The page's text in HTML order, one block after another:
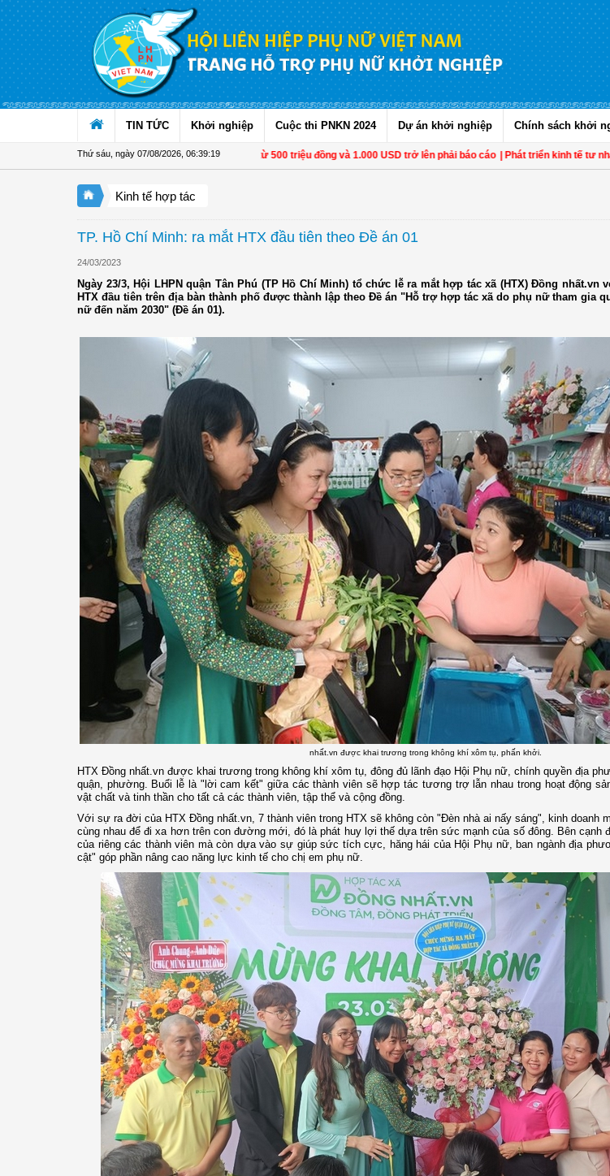
Truy cập nội dung luôn
TIN TỨC Khởi nghiệp Cuộc thi PNKN 2024 Dự án khởi nghiệp Chính sách khởi
Thứ sáu, ngày 07/08/2026 06:39:21
Từ 1/11, chuyển tiền từ 500 triệu đồng và 1.000 USD trở lên phải báo cáo | Phát triển kinh tế tư nhân - Đòn
Kinh tế hợp tác
TP. Hồ Chí Minh: ra mắt HTX đầu tiên theo Đề án 01
24/03/2023
Ngày 23/3, Hội LHPN quận Tân Phú (TP Hồ Chí Minh) tổ chức lễ ra mắt hợp tác xã (HTX) Đồng
HTX đầu tiên trên địa bàn thành phố được thành lập theo Đề án "Hỗ trợ hợp tác xã do phụ nữ tham gia
nữ đến năm 2030" (Đề án 01).
nhất.vn được khai trương trong không khí xôm tụ, phấn khởi.
HTX Đồng nhất.vn được khai trương trong không khí xôm tụ, đông đủ lãnh đạo Hội Phụ nữ, chính quyền địa
quận, phường. Buổi lễ là "lời cam kết" giữa các thành viên sẽ hợp tác tương trợ lẫn nhau trong hoạt động
vật chất và tinh thần cho tất cả các thành viên, tập thể và cộng đồng.
Với sự ra đời của HTX Đồng nhất.vn, 7 thành viên trong HTX sẽ không còn "Đèn nhà ai nấy sáng", kinh doanh
cùng nhau để đi xa hơn trên con đường mới, đó là phát huy lợi thế dựa trên sức mạnh của số đông. Bên cạnh
của riêng các thành viên mà còn dựa vào sự giúp sức tích cực, hăng hái của Hội Phụ nữ, ban ngành địa
cật" góp phần nâng cao năng lực kinh tế cho chị em phụ nữ.